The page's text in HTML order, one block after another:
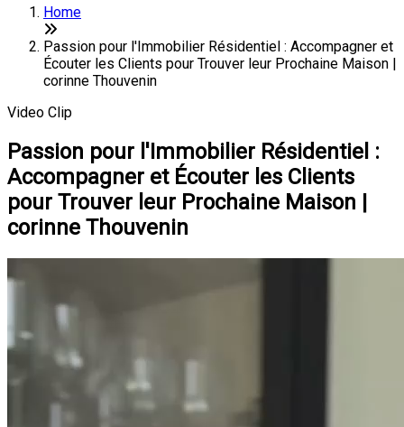
Home
Passion pour l'Immobilier Résidentiel : Accompagner et
Écouter les Clients pour Trouver leur Prochaine Maison |
corinne Thouvenin
Video Clip
Passion pour l'Immobilier Résidentiel :
Accompagner et Écouter les Clients
pour Trouver leur Prochaine Maison |
corinne Thouvenin